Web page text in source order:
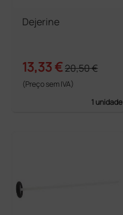
Dejerine
13,33 €20,50 €
(Preço sem IVA)
1 unidade